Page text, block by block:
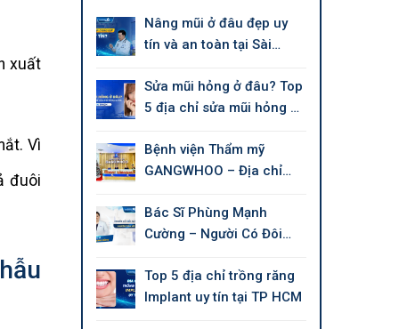
xuất
Vì
đuôi
Nâng mũi ở đâu đẹp uy
tín và an toàn tại Sài
Sửa mũi hỏng ở đâu? Top
5 địa chỉ sửa mũi hỏng uy
Bệnh viện Thẩm mỹ
GANGWHOO – Địa chỉ
Bác Sĩ Phùng Mạnh
Cường – Người Có Đôi
Mỹ Làm Đẹp
Top 5 địa chỉ trồng răng
Implant uy tín tại TP HCM